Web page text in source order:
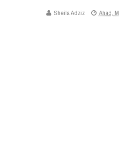
Sheila Adziz Ahad,